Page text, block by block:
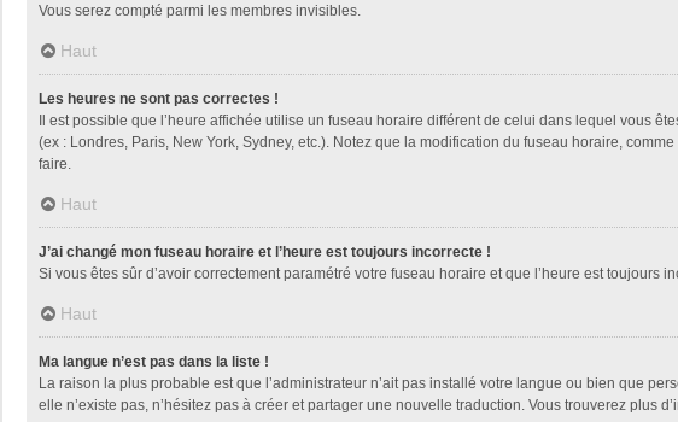
Vous serez compté parmi les membres invisibles.
Haut
Les heures ne sont pas correctes !
Il est possible que l’heure affichée utilise un fuseau horaire différent de celui dans lequel vous
(ex : Londres, Paris, New York, Sydney, etc.). Notez que la modification du fuseau horaire,
faire.
Haut
J’ai changé mon fuseau horaire et l’heure est toujours incorrecte !
Si vous êtes sûr d’avoir correctement paramétré votre fuseau horaire et que l’heure est
Haut
Ma langue n’est pas dans la liste !
La raison la plus probable est que l’administrateur n’ait pas installé votre langue ou bien que
elle n’existe pas, n’hésitez pas à créer et partager une nouvelle traduction. Vous trouverez plus